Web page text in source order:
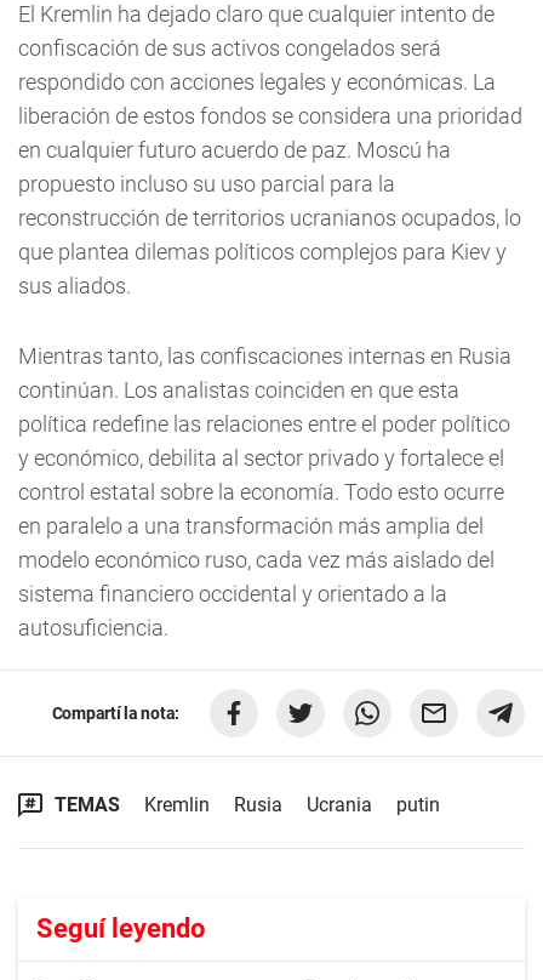
El Kremlin ha dejado claro que cualquier intento de
confiscación de sus activos congelados será
respondido con acciones legales y económicas. La
liberación de estos fondos se considera una prioridad
en cualquier futuro acuerdo de paz. Moscú ha
propuesto incluso su uso parcial para la
reconstrucción de territorios ucranianos ocupados, lo
que plantea dilemas políticos complejos para Kiev y
sus aliados.
Mientras tanto, las confiscaciones internas en Rusia
continúan. Los analistas coinciden en que esta
política redefine las relaciones entre el poder político
y económico, debilita al sector privado y fortalece el
control estatal sobre la economía. Todo esto ocurre
en paralelo a una transformación más amplia del
modelo económico ruso, cada vez más aislado del
sistema financiero occidental y orientado a la
autosuficiencia.
Compartí la nota:
TEMAS Kremlin Rusia Ucrania putin
Seguí leyendo